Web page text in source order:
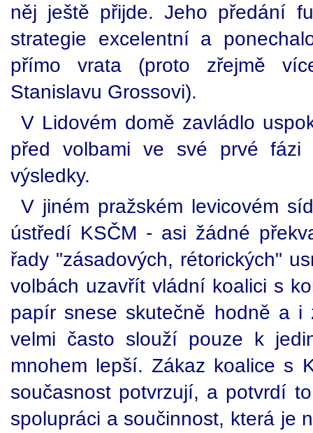
něj ještě přijde. Jeho předání
strategie excelentní a
přímo vrata (proto zřejmě
Stanislavu Grossovi).
V Lidovém domě zavládlo
před volbami ve své prvé fázi
výsledky.
V jiném pražském levicovém
ústředí KSČM - asi žádné
řady "zásadových, rétorických"
volbách uzavřít vládní koalici s
papír snese skutečně hodně a
velmi často slouží pouze k
mnohem lepší. Zákaz koalice s
současnost potvrzují, a potvrdí
spolupráci a součinnost, která je